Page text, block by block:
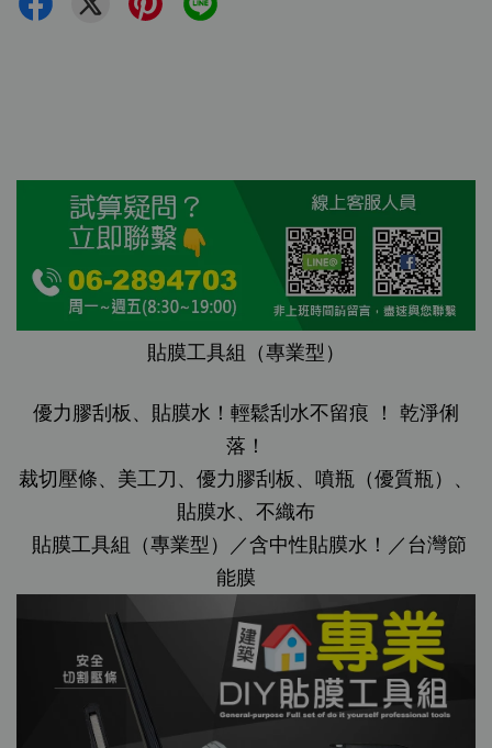
貼膜工具組（專業型）
優力膠刮板、貼膜水！輕鬆刮水不留痕 ！ 乾淨俐
落！
裁切壓條、美工刀、優力膠刮板、噴瓶（優質瓶）、
貼膜水、不織布
貼膜工具組（專業型）／含中性貼膜水！／台灣節
能膜